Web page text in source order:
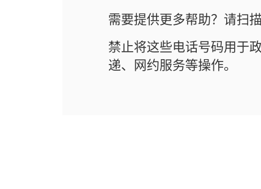
需要提供更多帮助？请扫
禁止将这些电话号码用于
递、网约服务等操作。